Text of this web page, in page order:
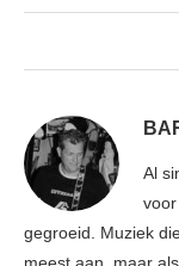
Al
gegroeid. Muziek